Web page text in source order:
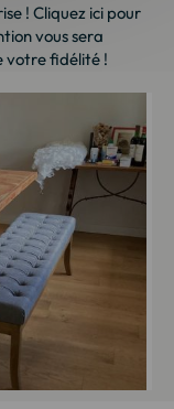
! Cliquez ici pour
vous sera
votre fidélité !